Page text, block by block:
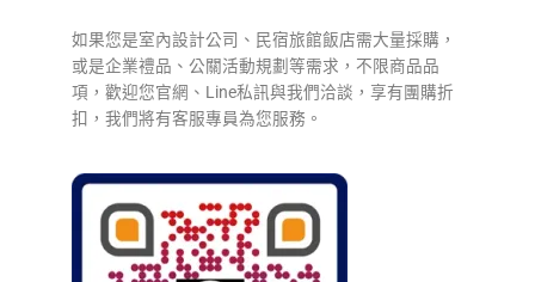
如果您是室內設計公司、民宿旅館飯店需大量採購，
或是企業禮品、公關活動規劃等需求，不限商品品
項，歡迎您官網、Line私訊與我們洽談，享有團購折
扣，我們將有客服專員為您服務。